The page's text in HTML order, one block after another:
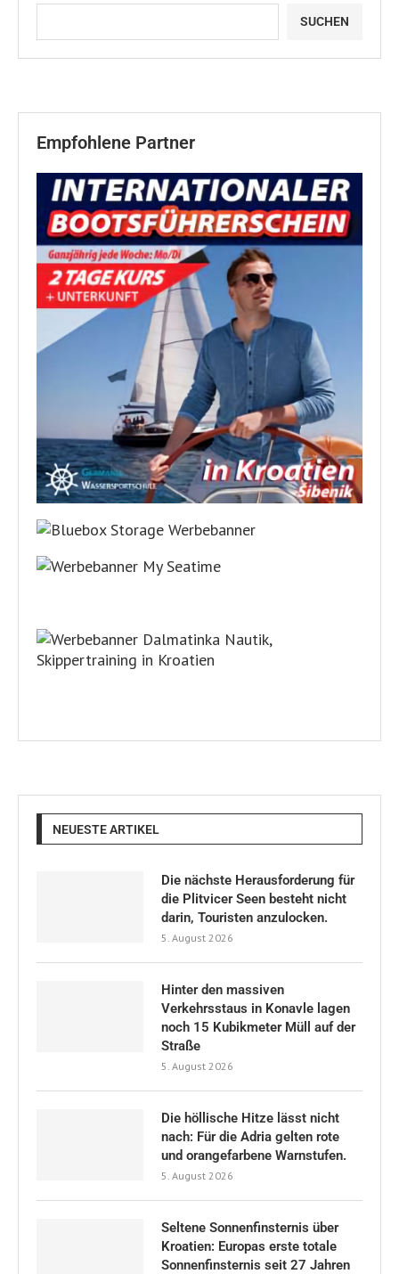
SUCHEN
Empfohlene Partner
NEUESTE ARTIKEL
Die nächste Herausforderung für
die Plitvicer Seen besteht nicht
darin, Touristen anzulocken.
5. August 2026
Hinter den massiven
Verkehrsstaus in Konavle lagen
noch 15 Kubikmeter Müll auf der
Straße
5. August 2026
Die höllische Hitze lässt nicht
nach: Für die Adria gelten rote
und orangefarbene Warnstufen.
5. August 2026
Seltene Sonnenfinsternis über
Kroatien: Europas erste totale
Sonnenfinsternis seit 27 Jahren